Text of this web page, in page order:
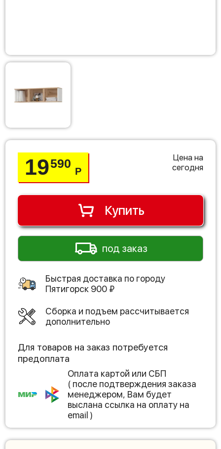
19590
Р
Цена на
сегодня
Купить
под заказ
Быстрая доставка по городу
Пятигорск 900 ₽
Сборка и подъем рассчитывается
дополнительно
Для товаров на заказ потребуется
предоплата
Оплата картой или СБП
( после подтверждения заказа
менеджером, Вам будет
выслана ссылка на оплату на
email )